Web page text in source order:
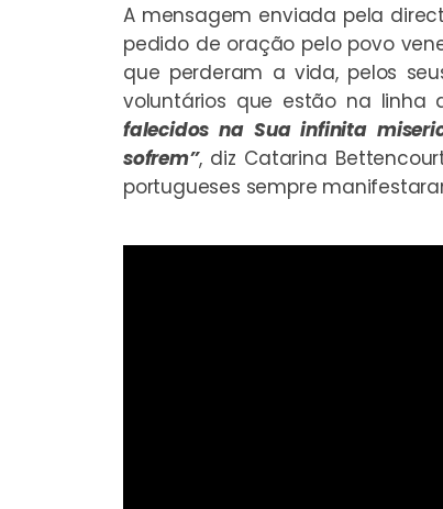
A mensagem enviada pela
pedido de oração pelo povo
que perderam a vida, pelos
voluntários que estão na linha
falecidos na Sua infinita
sofrem”, diz Catarina
portugueses sempre